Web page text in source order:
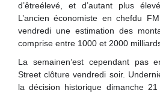
d’êtreélevé, et d’autant plus
L’ancien économiste en chefdu
vendredi une estimation des
comprise entre 1000 et 2000
La semainen’est cependant pas
Street clôture vendredi soir.
la décision historique dimanche